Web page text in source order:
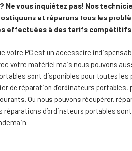
vous inquiétez pas! Nos
et réparons tous les
effectuées à des tarifs compétitifs.
votre PC est un accessoire
votre matériel mais nous pouvons
sont disponibles pour toutes les
de réparation d’ordinateurs portables,
Ou nous pouvons récupérer,
d’ordinateurs portables